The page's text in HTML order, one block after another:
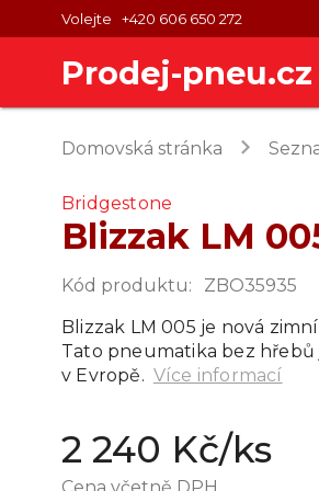
Volejte +420 606 650 272
Prodej-pneu.cz
Domovská stránka keyboard_arrow_right
Bridgestone
Blizzak LM
Kód produktu:
ZBO35935
Blizzak LM 005 je nová
Tato pneumatika bez
v Evropě. Více informací
2 240 Kč/ks
Cena včetně DPH